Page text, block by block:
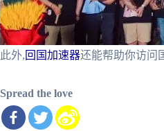
此外,回国加速器还能帮助你访问
Spread the love